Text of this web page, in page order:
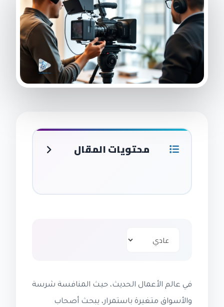
محتويات المقال
في عالم الأعمال الحديث، حيث المنافسة شرسة
والأسواق متغيرة باستمرار، يبحث أصحاب